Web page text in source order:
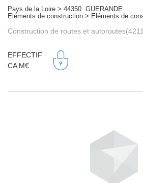
Pays de la Loire > 44350 GUERANDE
Eléments de construction > Eléments de
Construction de routes et
EFFECTIF
CA M€